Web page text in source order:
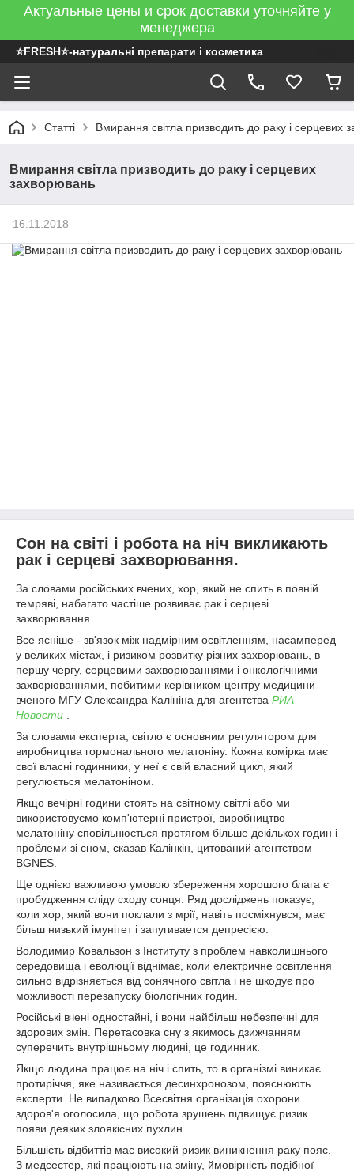
Актуальные цены и срок доставки уточняйте у
менеджера
⭐FRESH⭐-натуральні препарати і косметика
Статті Вмирання світла призводить до раку і серцевих
Вмирання світла призводить до раку і серцевих
захворювань
16.11.2018
Сон на світі і робота на ніч викликають
рак і серцеві захворювання.
За словами російських вчених, хор, який не спить в повній
темряві, набагато частіше розвиває рак і серцеві
захворювання.
Все ясніше - зв'язок між надмірним освітленням, насамперед
у великих містах, і ризиком розвитку різних захворювань, в
першу чергу, серцевими захворюваннями і онкологічними
захворюваннями, побитими керівником центру медицини
вченого МГУ Олександра Калініна для агентства РИА
Новости
За словами експерта, світло є основним регулятором для
виробництва гормонального мелатоніну. Кожна комірка має
свої власні годинники, у неї є свій власний цикл, який
регулюється мелатоніном.
Якщо вечірні години стоять на світному світлі або ми
використовуємо комп'ютерні пристрої, виробництво
мелатоніну сповільнюється протягом більше декількох годин і
проблеми зі сном, сказав Калінкін, цитований агентством
BGNES.
Ще однією важливою умовою збереження хорошого блага є
пробудження сліду сходу сонця. Ряд досліджень показує,
коли хор, який вони поклали з мрії, навіть посміхнувся, має
більш низький імунітет і запугивается депресією.
Володимир Ковальзон з Інституту з проблем навколишнього
середовища і еволюції віднімає, коли електричне освітлення
сильно відрізняється від сонячного світла і не шкодує про
можливості перезапуску біологічних годин.
Російські вчені одностайні, і вони найбільш небезпечні для
здорових змін. Перетасовка сну з якимось дзижчанням
суперечить внутрішньому людині, це годинник.
Якщо людина працює на ніч і спить, то в організмі виникає
протиріччя, яке називається десинхронозом, пояснюють
експерти. Не випадково Всесвітня організація охорони
здоров'я оголосила, що робота зрушень підвищує ризик
появи деяких злоякісних пухлин.
Більшість відбиттів має високий ризик виникнення раку пояс.
З медсестер, які працюють на зміну, ймовірність подібної